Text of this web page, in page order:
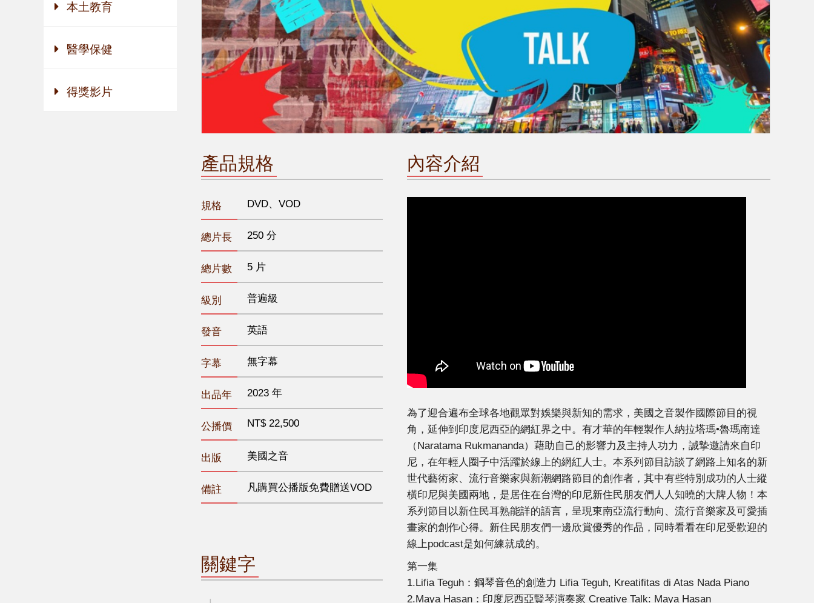
本土教育
醫學保健
得獎影片
產品規格
規格 DVD、VOD
總片長 250 分
總片數 5 片
級別 普遍級
發音 英語
字幕 無字幕
出品年 2023 年
公播價 NT$ 22,500
出版 美國之音
備註 凡購買公播版免費贈送VOD
關鍵字
內容介紹
為了迎合遍布全球各地觀眾對娛樂與新知的需求，美國之音製作國際節目的視
角，延伸到印度尼西亞的網紅界之中。有才華的年輕製作人納拉塔瑪•魯瑪南達
（Naratama Rukmananda）藉助自己的影響力及主持人功力，誠摯邀請來自印
尼，在年輕人圈子中活躍於線上的網紅人士。本系列節目訪談了網路上知名的新
世代藝術家、流行音樂家與新潮網路節目的創作者，其中有些特別成功的人士縱
橫印尼與美國兩地，是居住在台灣的印尼新住民朋友們人人知曉的大牌人物！本
系列節目以新住民耳熟能詳的語言，呈現東南亞流行動向、流行音樂家及可愛插
畫家的創作心得。新住民朋友們一邊欣賞優秀的作品，同時看看在印尼受歡迎的
線上podcast是如何練就成的。
第一集
1.Lifia Teguh：鋼琴音色的創造力 Lifia Teguh, Kreatifitas di Atas Nada Piano
2.Maya Hasan：印度尼西亞豎琴演奏家 Creative Talk: Maya Hasan